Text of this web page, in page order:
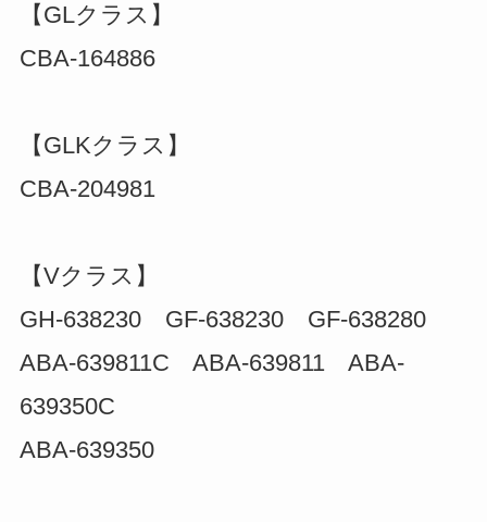
【GLクラス】
CBA-164886
【GLKクラス】
CBA-204981
【Vクラス】
GH-638230 GF-638230 GF-638280
ABA-639811C ABA-639811 ABA-
639350C
ABA-639350